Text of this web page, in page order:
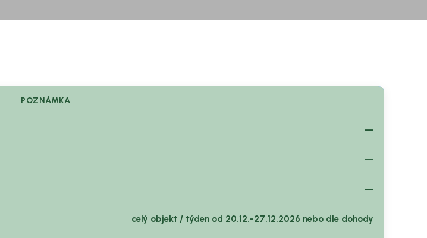
POZNÁMKA
—
—
—
celý objekt / týden od 20.12.-27.12.2026 nebo dle dohody